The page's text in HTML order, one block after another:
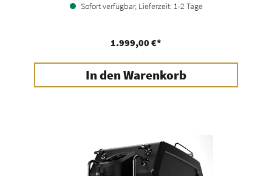
Sofort verfügbar, Lieferzeit: 1-2 Tage
1.999,00 €*
In den Warenkorb